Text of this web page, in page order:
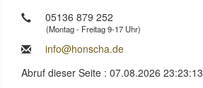
05136 879 252
(Montag - Freitag 9-17 Uhr)
info@honscha.de
Abruf dieser Seite : 07.08.2026 23:23:13